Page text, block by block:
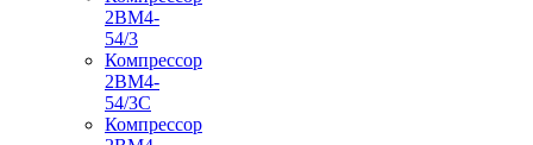
2ВМ4-
54/3
Компрессор
2ВМ4-
54/3С
Компрессор